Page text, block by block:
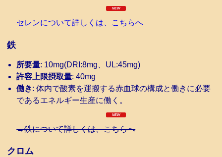
セレンについて詳しくは、こちらへ
鉄
所要量: 10mg(DRI:8mg、UL:45mg)
許容上限摂取量: 40mg
働き: 体内で酸素を運搬する赤血球の構成と働きに必要
であるエネルギー生産に働く。
→鉄について詳しくは、こちらへ
クロム